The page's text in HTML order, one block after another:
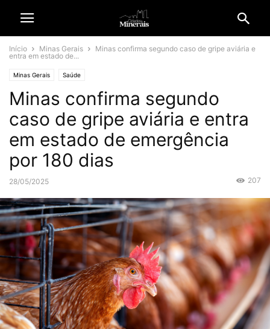
Início Minas Gerais
Minas confirma segundo caso de gripe aviária e
entra em estado de...
Minas Gerais Saúde
Minas confirma segundo
caso de gripe aviária e entra
em estado de emergência
por 180 dias
28/05/2025 207